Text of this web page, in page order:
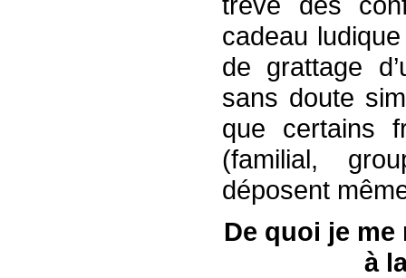
cadeau
de grattage
sans doute
que certains
(familial,
déposent
De quoi je
à